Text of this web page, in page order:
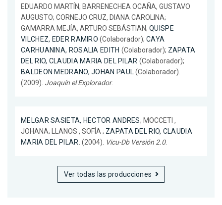
EDUARDO MARTÍN; BARRENECHEA OCAÑA, GUSTAVO
AUGUSTO; CORNEJO CRUZ, DIANA CAROLINA;
GAMARRA MEJÍA, ARTURO SEBÁSTIAN; QUISPE
VILCHEZ, EDER RAMIRO (Colaborador);CAYA
CARHUANINA, ROSALIA EDITH (Colaborador); ZAPATA
DEL RIO, CLAUDIA MARIA DEL PILAR (Colaborador);
BALDEON MEDRANO, JOHAN PAUL (Colaborador).
(2009). Joaquín el Explorador.
MELGAR SASIETA, HECTOR ANDRES; MOCCETI ,
JOHANA; LLANOS , SOFÍA ; ZAPATA DEL RIO, CLAUDIA
MARIA DEL PILAR . (2004). Vicu-Db Versión 2.0.
Ver todas las producciones